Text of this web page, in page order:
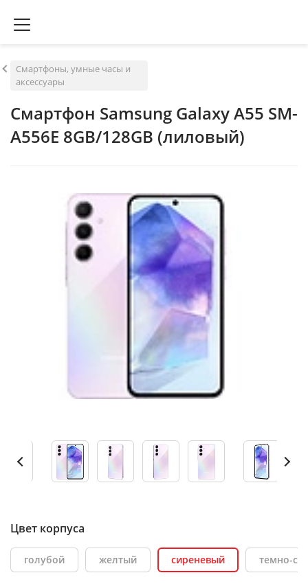
Смартфоны, умные часы и
аксессуары
Смартфон Samsung Galaxy A55 SM-
A556E 8GB/128GB (лиловый)
Цвет корпуса
голубой желтый сиреневый темно-